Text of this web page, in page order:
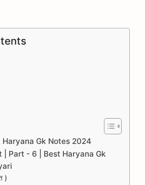
Gk Notes 2024
Part - 6 | Best Haryana Gk
)